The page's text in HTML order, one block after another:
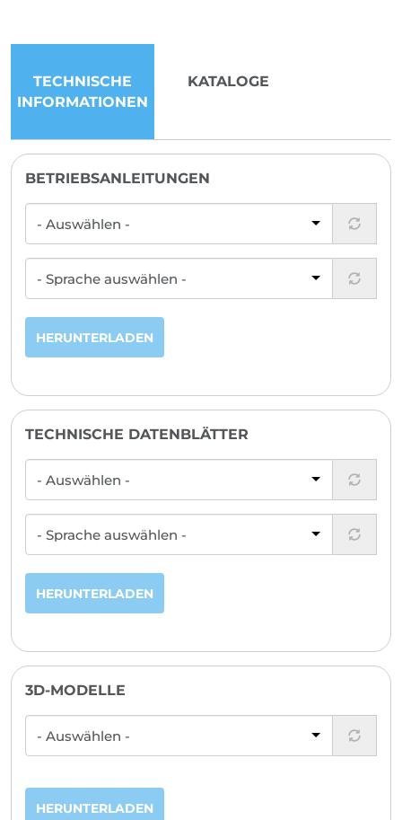
TECHNISCHE
INFORMATIONEN
KATALOGE
BETRIEBSANLEITUNGEN
HERUNTERLADEN
TECHNISCHE DATENBLÄTTER
HERUNTERLADEN
3D-MODELLE
HERUNTERLADEN